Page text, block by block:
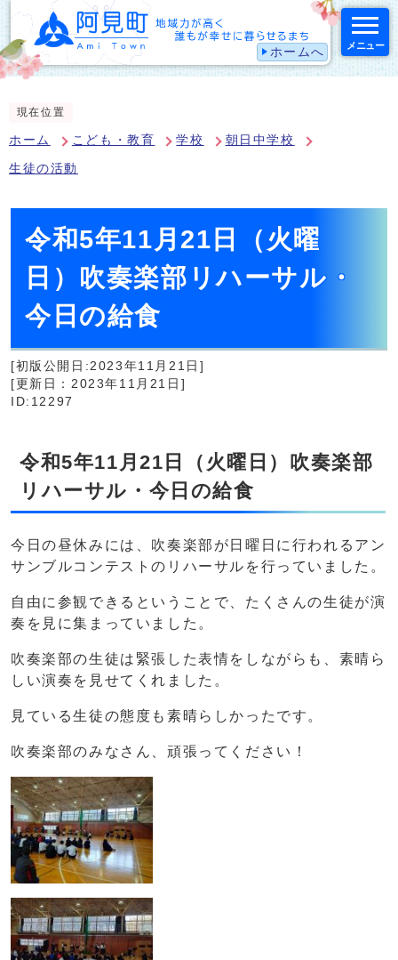
ホームへ メニュー
現在位置
ホーム こども・教育 学校 朝日中学校
生徒の活動
令和5年11月21日（火曜
日）吹奏楽部リハーサル・
今日の給食
[初版公開日:2023年11月21日]
[更新日：2023年11月21日]
ID:12297
令和5年11月21日（火曜日）吹奏楽部
リハーサル・今日の給食
今日の昼休みには、吹奏楽部が日曜日に行われるアン
サンブルコンテストのリハーサルを行っていました。
自由に参観できるということで、たくさんの生徒が演
奏を見に集まっていました。
吹奏楽部の生徒は緊張した表情をしながらも、素晴ら
しい演奏を見せてくれました。
見ている生徒の態度も素晴らしかったです。
吹奏楽部のみなさん、頑張ってください！